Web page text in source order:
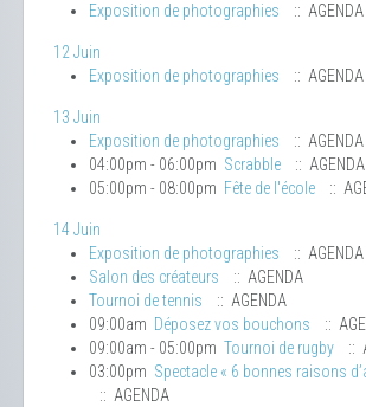
Exposition de photographies
:: AGENDA
12 Juin
Exposition de photographies
:: AGENDA
13 Juin
Exposition de photographies
:: AGENDA
04:00pm - 06:00pm Scrabble
:: AGENDA
05:00pm - 08:00pm Fête de l'école ::
14 Juin
Exposition de photographies
:: AGENDA
Salon des créateurs
:: AGENDA
Tournoi de tennis
:: AGENDA
09:00am Déposez vos bouchons
::
09:00am - 05:00pm Tournoi de rugby
::
03:00pm Spectacle « 6 bonnes raisons
:: AGENDA